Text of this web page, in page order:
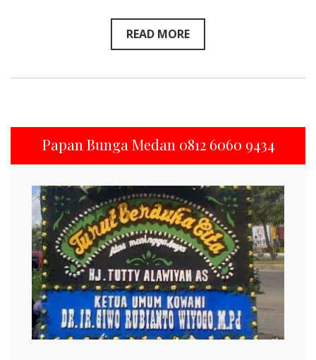
READ MORE
Papan Bunga Medan 0812 6060 9434